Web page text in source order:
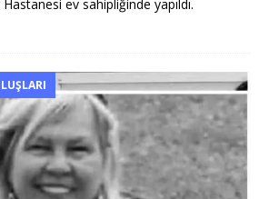
ev sahipliğinde yapıldı.